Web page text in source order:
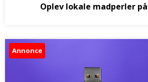
Oplev lokale madperler
Annonce